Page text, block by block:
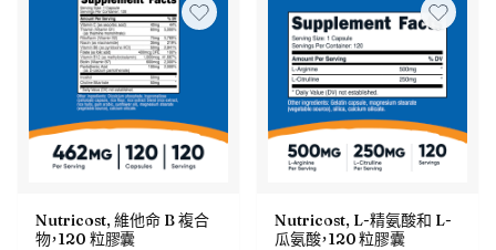
Nutricost, 維他命 B 複合
物，120 粒膠囊
Nutricost, L-精氨酸和 L-
瓜氨酸，120 粒膠囊